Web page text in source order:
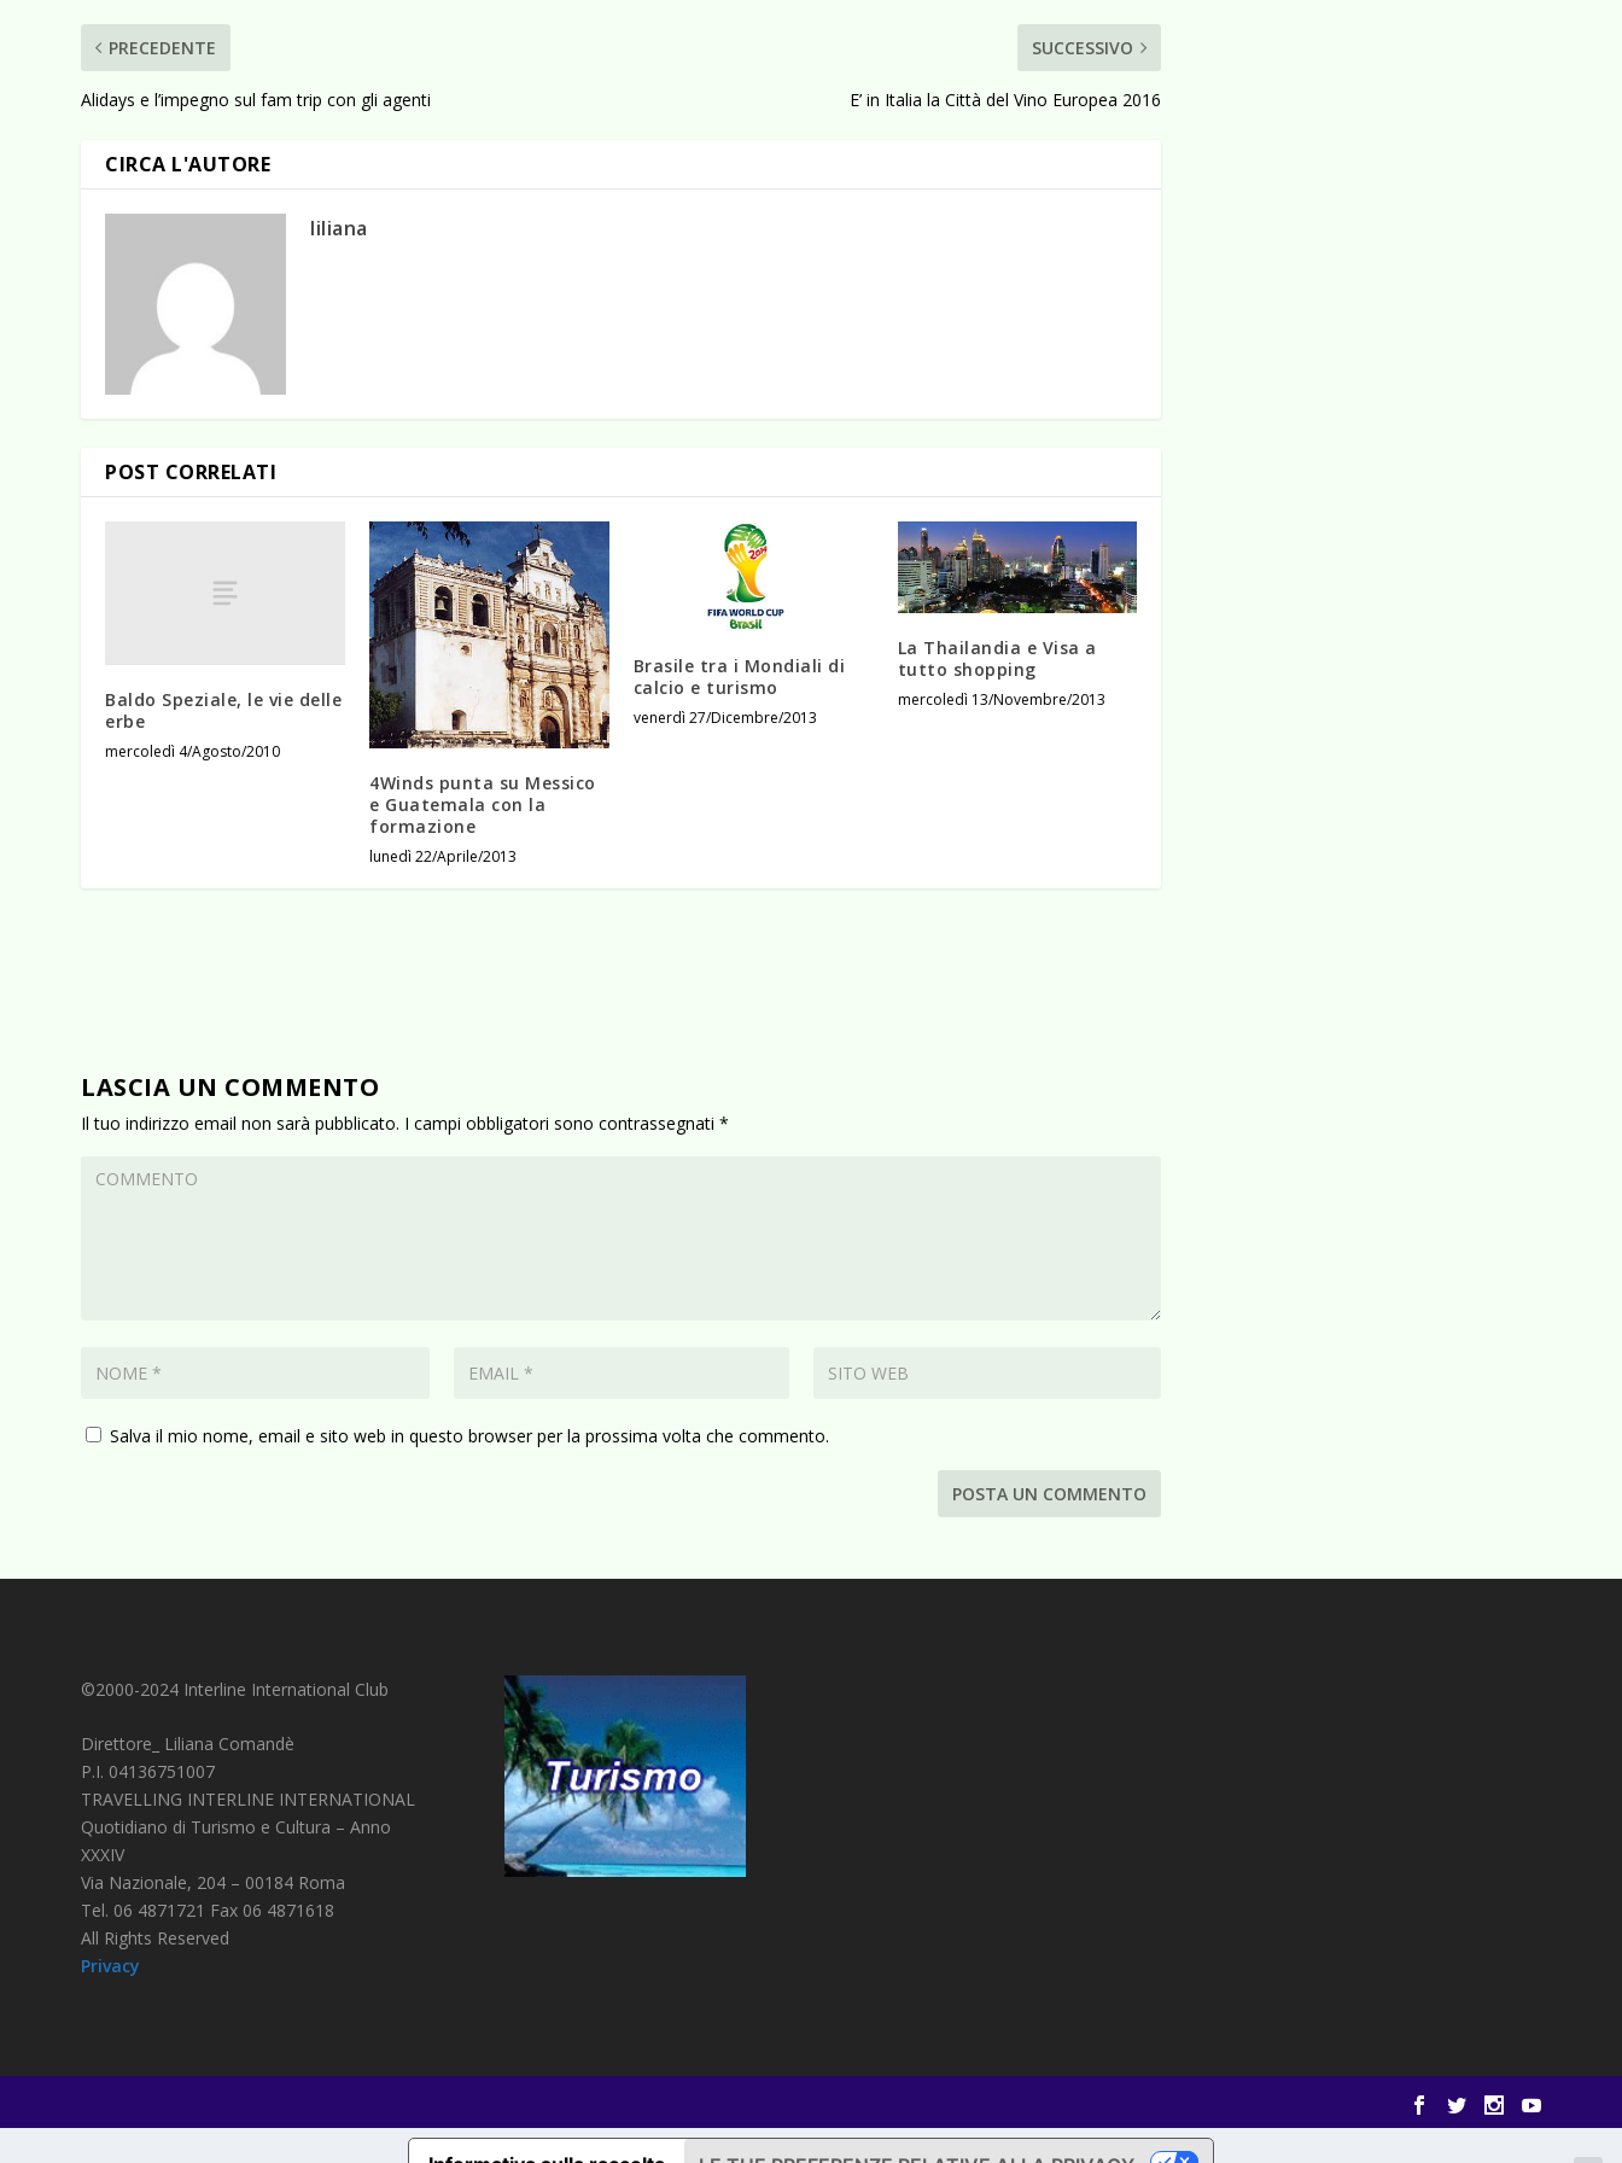
PRECEDENTE
Alidays e l’impegno sul fam trip con gli agenti
SUCCESSIVO
E’ in Italia la Città del Vino Europea 2016
CIRCA L'AUTORE
liliana
POST CORRELATI
Baldo Speziale, le vie delle
erbe
mercoledì 4/Agosto/2010
4Winds punta su Messico
e Guatemala con la
formazione
lunedì 22/Aprile/2013
Brasile tra i Mondiali di
calcio e turismo
venerdì 27/Dicembre/2013
La Thailandia e Visa a
tutto shopping
mercoledì 13/Novembre/2013
LASCIA UN COMMENTO
Il tuo indirizzo email non sarà pubblicato. I campi obbligatori sono contrassegnati*
Salva il mio nome, email e sito web in questo browser per la prossima volta che commento.
©2000-2024 Interline International Club
Direttore_ Liliana Comandè
P.I. 04136751007
TRAVELLING INTERLINE INTERNATIONAL
Quotidiano di Turismo e Cultura – Anno
XXXIV
Via Nazionale, 204 – 00184 Roma
Tel. 06 4871721 Fax 06 4871618
All Rights Reserved
Privacy